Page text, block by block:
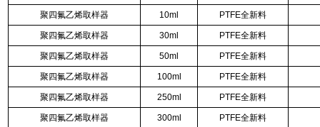
聚四氟乙烯取样器 10ml PTFE全新料
聚四氟乙烯取样器 30ml PTFE全新料
聚四氟乙烯取样器 50ml PTFE全新料
聚四氟乙烯取样器 100ml PTFE全新料
聚四氟乙烯取样器 250ml PTFE全新料
聚四氟乙烯取样器 300ml PTFE全新料